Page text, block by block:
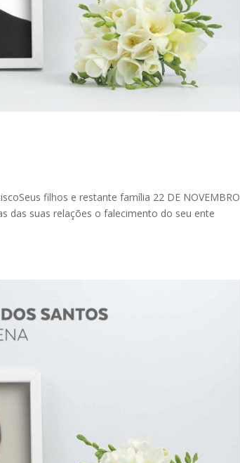
filhos e restante família 22 DE NOVEMBRO
das suas relações o falecimento do seu ente